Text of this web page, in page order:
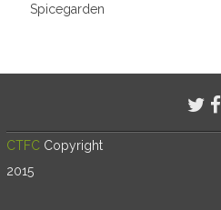
Spicegarden
CTFC Copyright
2015